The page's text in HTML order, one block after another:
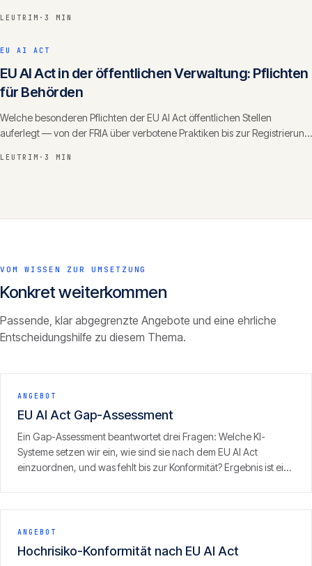
LEUTRIM · 3 MIN
EU AI ACT
EU AI Act in der öffentlichen Verwaltung: Pflichten
für Behörden
Welche besonderen Pflichten der EU AI Act öffentlichen Stellen
auferlegt — von der FRIA über verbotene Praktiken bis zur Registrierung
LEUTRIM · 3 MIN
VOM WISSEN ZUR UMSETZUNG
Konkret weiterkommen
Passende, klar abgegrenzte Angebote und eine ehrliche
Entscheidungshilfe zu diesem Thema.
ANGEBOT
EU AI Act Gap-Assessment
Ein Gap-Assessment beantwortet drei Fragen: Welche KI-
Systeme setzen wir ein, wie sind sie nach dem EU AI Act
einzuordnen, und was fehlt bis zur Konformität? Ergebnis ist ein
ANGEBOT
Hochrisiko-Konformität nach EU AI Act